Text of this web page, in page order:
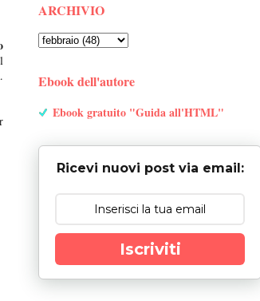
ARCHIVIO
Ebook dell'autore
Ebook gratuito "Guida all'HTML"
Ricevi nuovi post via email:
Iscriviti